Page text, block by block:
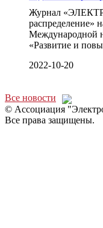
Журнал
распределение»
Международной
«Развитие и
2022-10-20
Все новости
© Ассоциация
Все права защищены.